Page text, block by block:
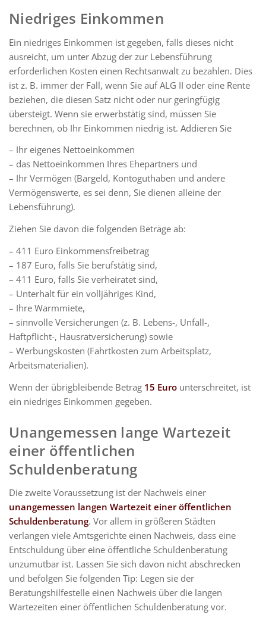
Niedriges Einkommen
Ein niedriges Einkommen ist gegeben, falls dieses nicht
ausreicht, um unter Abzug der zur Lebensführung
erforderlichen Kosten einen Rechtsanwalt zu bezahlen. Dies
ist z. B. immer der Fall, wenn Sie auf ALG II oder eine Rente
beziehen, die diesen Satz nicht oder nur geringfügig
übersteigt. Wenn sie erwerbstätig sind, müssen Sie
berechnen, ob Ihr Einkommen niedrig ist. Addieren Sie
– Ihr eigenes Nettoeinkommen
– das Nettoeinkommen Ihres Ehepartners und
– Ihr Vermögen (Bargeld, Kontoguthaben und andere
Vermögenswerte, es sei denn, Sie dienen alleine der
Lebensführung).
Ziehen Sie davon die folgenden Beträge ab:
– 411 Euro Einkommensfreibetrag
– 187 Euro, falls Sie berufstätig sind,
– 411 Euro, falls Sie verheiratet sind,
– Unterhalt für ein volljähriges Kind,
– Ihre Warmmiete,
– sinnvolle Versicherungen (z. B. Lebens-, Unfall-,
Haftpflicht-, Hausratversicherung) sowie
– Werbungskosten (Fahrtkosten zum Arbeitsplatz,
Arbeitsmaterialien).
Wenn der übrigbleibende Betrag 15 Euro unterschreitet, ist
ein niedriges Einkommen gegeben.
Unangemessen lange Wartezeit
einer öffentlichen
Schuldenberatung
Die zweite Voraussetzung ist der Nachweis einer
unangemessen langen Wartezeit einer öffentlichen
Schuldenberatung. Vor allem in größeren Städten
verlangen viele Amtsgerichte einen Nachweis, dass eine
Entschuldung über eine öffentliche Schuldenberatung
unzumutbar ist. Lassen Sie sich davon nicht abschrecken
und befolgen Sie folgenden Tip: Legen sie der
Beratungshilfestelle einen Nachweis über die langen
Wartezeiten einer öffentlichen Schuldenberatung vor.